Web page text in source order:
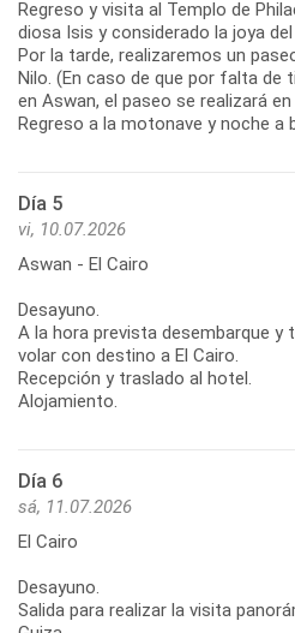
Regreso y visita al Templo de
diosa Isis y considerado la joya del
Por la tarde, realizaremos un
Nilo. (En caso de que por falta de
en Aswan, el paseo se realizará en
Regreso a la motonave y noche a
Día 5
vi, 10.07.2026
Aswan - El Cairo
Desayuno.
A la hora prevista desembarque y
volar con destino a El Cairo.
Recepción y traslado al hotel.
Alojamiento.
Día 6
sá, 11.07.2026
El Cairo
Desayuno.
Salida para realizar la visita